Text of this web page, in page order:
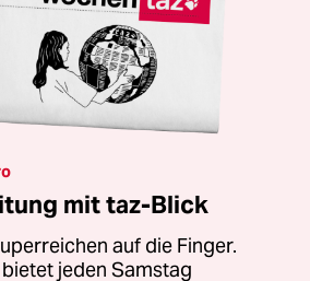
mit taz-Blick
auf die Finger.
jeden Samstag